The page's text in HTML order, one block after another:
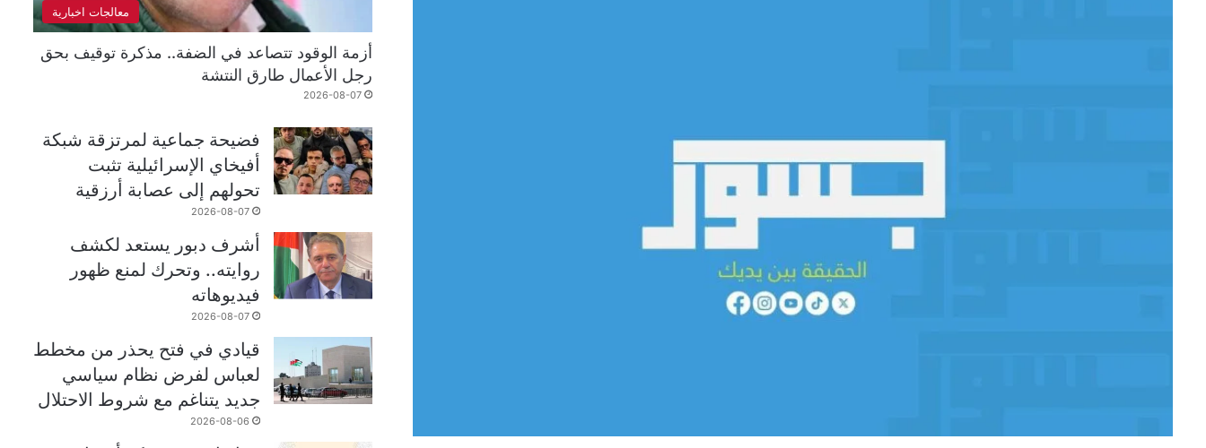
معالجات اخبارية
أزمة الوقود تتصاعد في الضفة.. مذكرة توقيف بحق
رجل الأعمال طارق النتشة
2026-08-07
فضيحة جماعية لمرتزقة شبكة
أفيخاي الإسرائيلية تثبت
تحولهم إلى عصابة أرزقية
2026-08-07
أشرف دبور يستعد لكشف
روايته.. وتحرك لمنع ظهور
فيديوهاته
2026-08-07
قيادي في فتح يحذر من مخطط
لعباس لفرض نظام سياسي
جديد يتناغم مع شروط الاحتلال
2026-08-06